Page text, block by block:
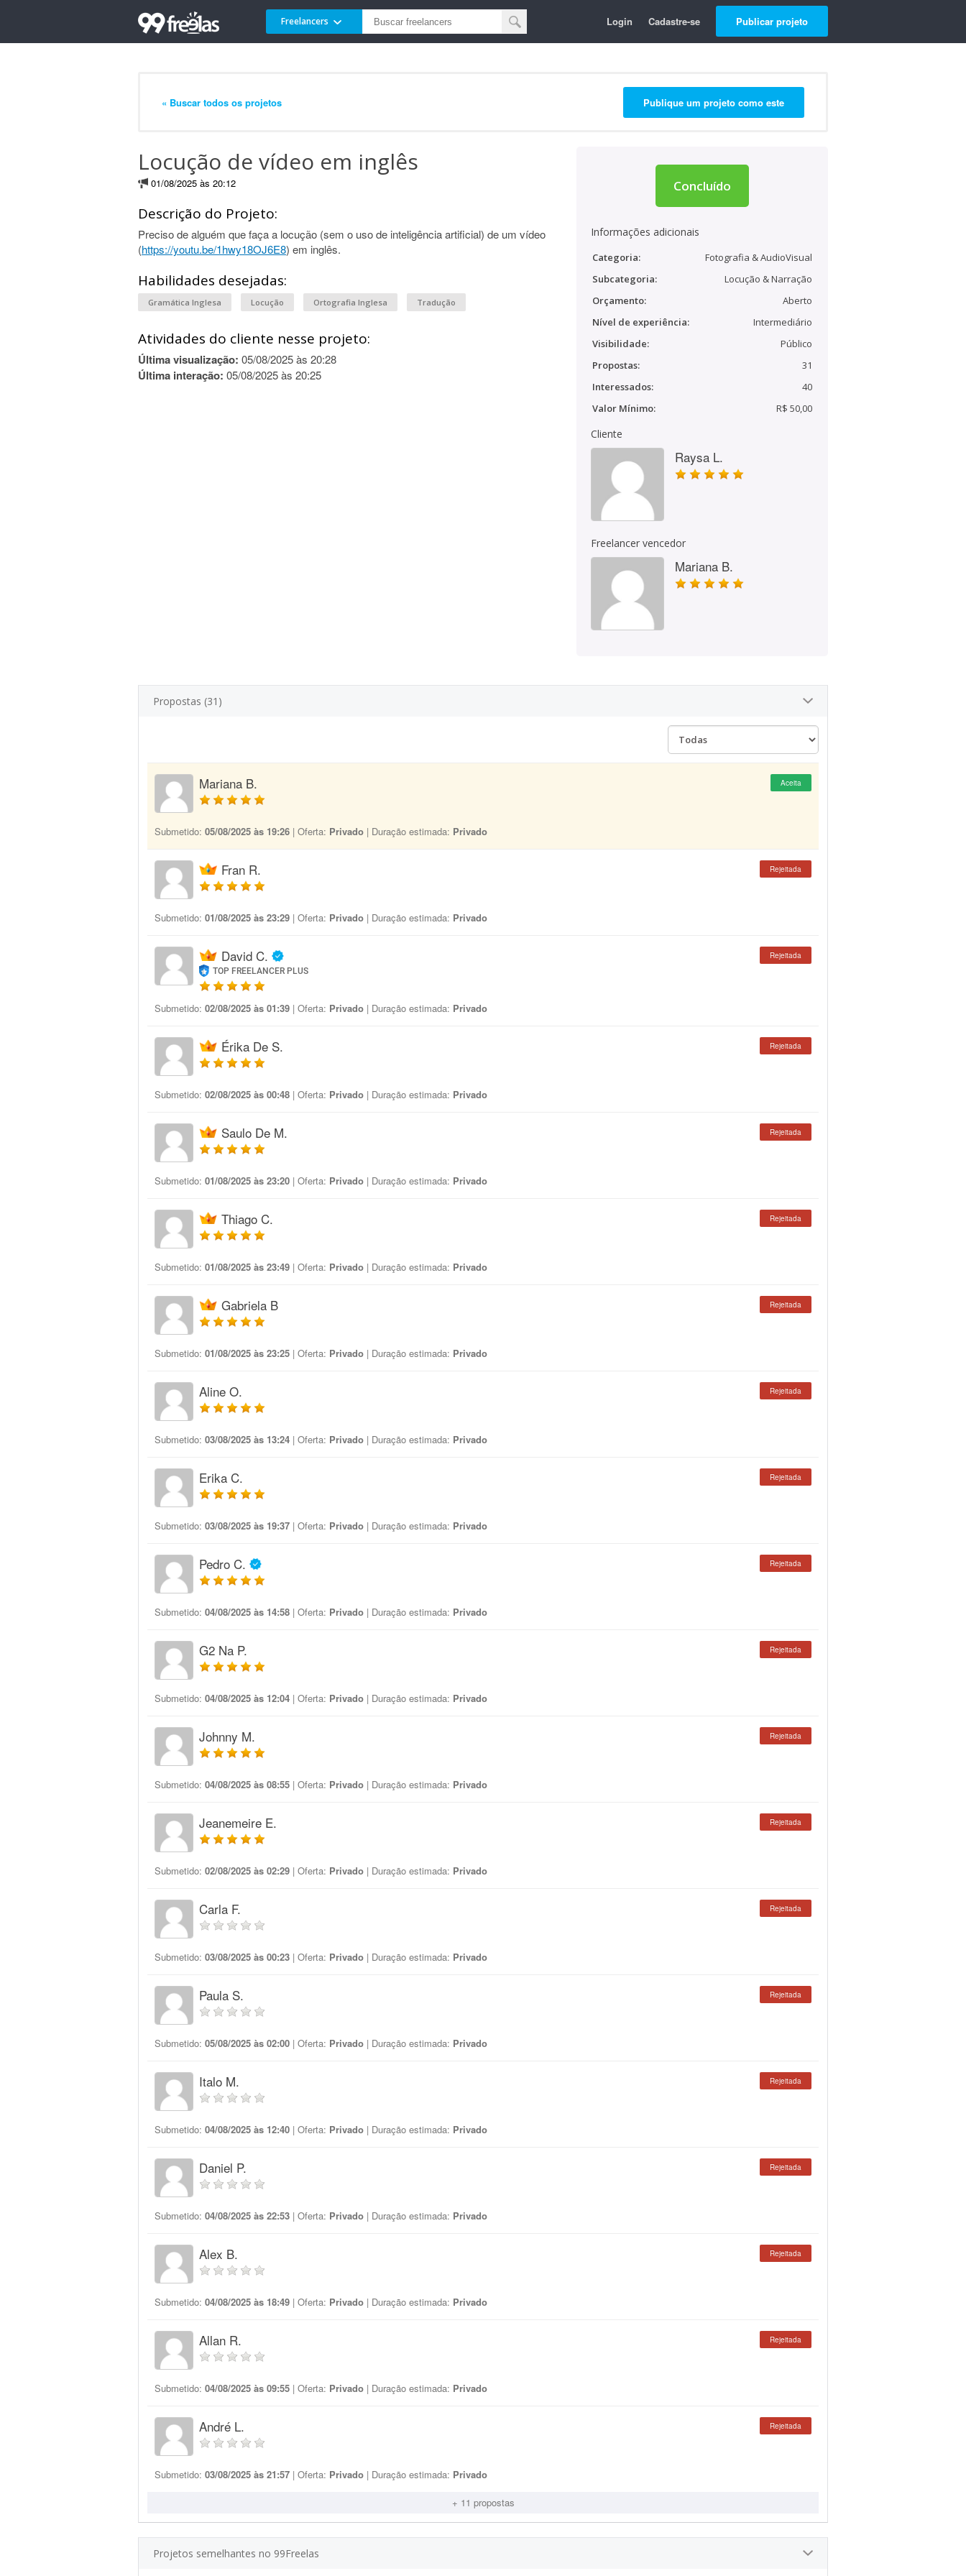
Freelancers Login Cadastre-se Publicar projeto
« Buscar todos os projetos Publique um projeto como este
Locução de vídeo em inglês
01/08/2025 às 20:12
Descrição do Projeto:
Preciso de alguém que faça a locução (sem o uso de inteligência artificial) de um vídeo
(https://youtu.be/1hwy18OJ6E8) em inglês.
Habilidades desejadas:
Gramática Inglesa Locução Ortografia Inglesa Tradução
Atividades do cliente nesse projeto:
Última visualização: 05/08/2025 às 20:28
Última interação: 05/08/2025 às 20:25
Concluído
Informações adicionais
Categoria:
Fotografia & AudioVisual
Subcategoria:
Locução & Narração
Orçamento:
Aberto
Nível de experiência:
Intermediário
Visibilidade:
Público
Propostas:
31
Interessados:
40
Valor Mínimo:
R$ 50,00
Cliente
Raysa L.
Freelancer vencedor
Mariana B.
Propostas (31)
Mariana B. Aceita
Submetido: 05/08/2025 às 19:26 | Oferta: Privado | Duração estimada: Privado
Fran R. Rejeitada
Submetido: 01/08/2025 às 23:29 | Oferta: Privado | Duração estimada: Privado
David C.
TOP FREELANCER PLUS
Rejeitada
Submetido: 02/08/2025 às 01:39 | Oferta: Privado | Duração estimada: Privado
Érika De S. Rejeitada
Submetido: 02/08/2025 às 00:48 | Oferta: Privado | Duração estimada: Privado
Saulo De M. Rejeitada
Submetido: 01/08/2025 às 23:20 | Oferta: Privado | Duração estimada: Privado
Thiago C. Rejeitada
Submetido: 01/08/2025 às 23:49 | Oferta: Privado | Duração estimada: Privado
Gabriela B Rejeitada
Submetido: 01/08/2025 às 23:25 | Oferta: Privado | Duração estimada: Privado
Aline O. Rejeitada
Submetido: 03/08/2025 às 13:24 | Oferta: Privado | Duração estimada: Privado
Erika C. Rejeitada
Submetido: 03/08/2025 às 19:37 | Oferta: Privado | Duração estimada: Privado
Pedro C. Rejeitada
Submetido: 04/08/2025 às 14:58 | Oferta: Privado | Duração estimada: Privado
G2 Na P. Rejeitada
Submetido: 04/08/2025 às 12:04 | Oferta: Privado | Duração estimada: Privado
Johnny M. Rejeitada
Submetido: 04/08/2025 às 08:55 | Oferta: Privado | Duração estimada: Privado
Jeanemeire E. Rejeitada
Submetido: 02/08/2025 às 02:29 | Oferta: Privado | Duração estimada: Privado
Carla F. Rejeitada
Submetido: 03/08/2025 às 00:23 | Oferta: Privado | Duração estimada: Privado
Paula S. Rejeitada
Submetido: 05/08/2025 às 02:00 | Oferta: Privado | Duração estimada: Privado
Italo M. Rejeitada
Submetido: 04/08/2025 às 12:40 | Oferta: Privado | Duração estimada: Privado
Daniel P. Rejeitada
Submetido: 04/08/2025 às 22:53 | Oferta: Privado | Duração estimada: Privado
Alex B. Rejeitada
Submetido: 04/08/2025 às 18:49 | Oferta: Privado | Duração estimada: Privado
Allan R. Rejeitada
Submetido: 04/08/2025 às 09:55 | Oferta: Privado | Duração estimada: Privado
André L. Rejeitada
Submetido: 03/08/2025 às 21:57 | Oferta: Privado | Duração estimada: Privado
+ 11 propostas
Projetos semelhantes no 99Freelas